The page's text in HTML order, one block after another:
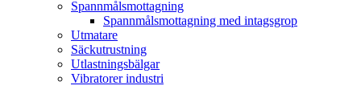
Spannmålsmottagning
Spannmålsmottagning med intagsgrop
Utmatare
Säckutrustning
Utlastningsbälgar
Vibratorer industri